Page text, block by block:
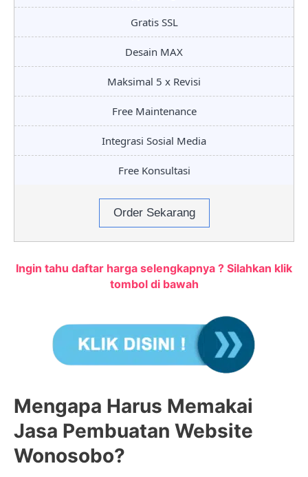
Gratis SSL
Desain MAX
Maksimal 5 x Revisi
Free Maintenance
Integrasi Sosial Media
Free Konsultasi
Order Sekarang
Ingin tahu daftar harga selengkapnya ? Silahkan klik
tombol di bawah
Mengapa Harus Memakai
Jasa Pembuatan Website
Wonosobo?